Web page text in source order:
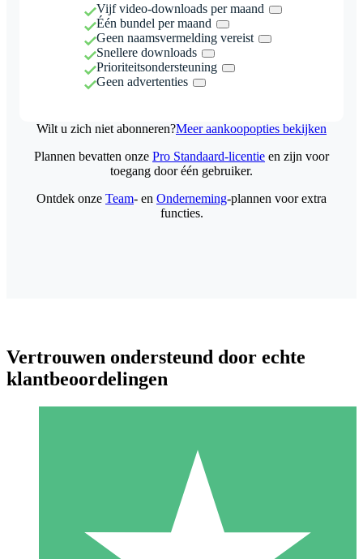
Vijf video-downloads per maand
Één bundel per maand
Geen naamsvermelding vereist
Snellere downloads
Prioriteitsondersteuning
Geen advertenties
Wilt u zich niet abonneren?Meer aankoopopties bekijken
Individuele Creditpakketten
Betaal per gebruik met downloadtegoeden. Geen maandelijkse
Plannen bevatten onze Pro Standaard-licentie en zijn voor
toegang door één gebruiker.
Ontdek onze Team- en Onderneming-plannen voor extra
functies.
Vertrouwen ondersteund door echte
klantbeoordelingen